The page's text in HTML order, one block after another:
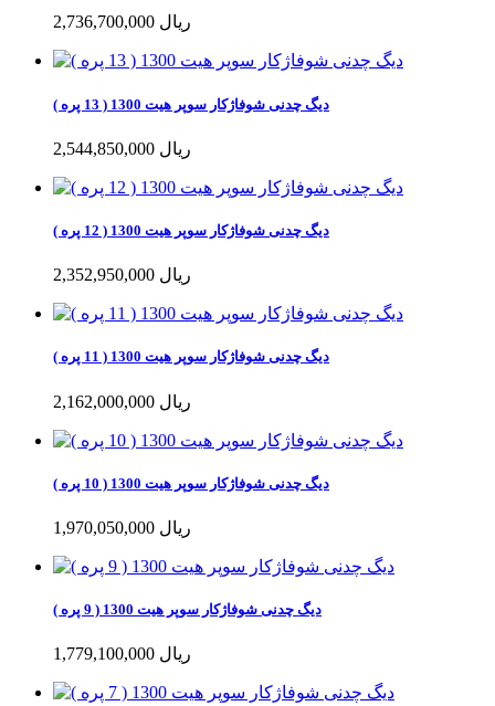
2,736,700,000 ریال
دیگ چدنی شوفاژکار سوپر هیت 1300 ( 13 پره )
2,544,850,000 ریال
دیگ چدنی شوفاژکار سوپر هیت 1300 ( 12 پره )
2,352,950,000 ریال
دیگ چدنی شوفاژکار سوپر هیت 1300 ( 11 پره )
2,162,000,000 ریال
دیگ چدنی شوفاژکار سوپر هیت 1300 ( 10 پره )
1,970,050,000 ریال
دیگ چدنی شوفاژکار سوپر هیت 1300 ( 9 پره )
1,779,100,000 ریال